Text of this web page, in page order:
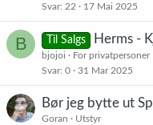
Svar 22 17 Mai 2025
B Til Salgs Herms -
bjojoi
For privatpersoner
Svar 0 31 Mar 2025
Bør jeg bytte ut
Goran
Utstyr